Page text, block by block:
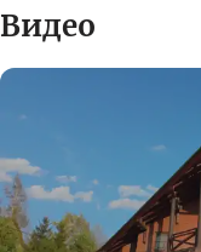
Видео